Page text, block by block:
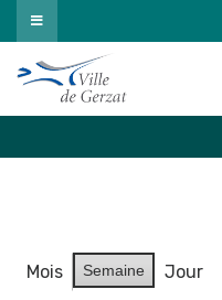
Passer
au
contenu
Mois Semaine
Jour